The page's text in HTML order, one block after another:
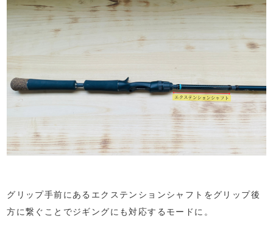
グリップ手前にあるエクステンションシャフトをグリップ後
方に繋ぐことでジギングにも対応するモードに。